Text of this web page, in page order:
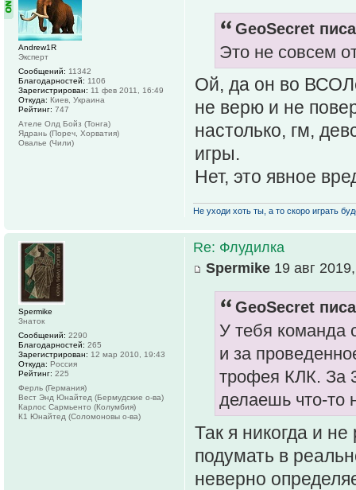
GeoSecret
Это не совсем
Ой, да он во
не верю и не
настолько, гм,
игры.
Нет, это явное
Не уходи хоть ты, а то скоро играть
Andrew1R
Эксперт
Сообщений: 11342
Благодарностей: 1106
Зарегистрирован: 11 фев 2011, 16:49
Откуда: Киев, Украина
Рейтинг: 747
Ателе Олд Бойз (Тонга)
Ядрань (Пореч, Хорватия)
Овалье (Чили)
Re: Флудилка
Spermike 19 авг
GeoSecret
У тебя команда
и за
трофея КЛК. За
делаешь что-то
Так я никогда и
подумать в
неверно
Spermike
Знаток
Сообщений: 2290
Благодарностей: 265
Зарегистрирован: 12 мар 2010, 19:43
Откуда: Россия
Рейтинг: 225
Ферль (Германия)
Вест Энд Юнайтед (Бермудские о-ва)
Карлос Сармьенто (Колумбия)
К1 Юнайтед (Соломоновы о-ва)